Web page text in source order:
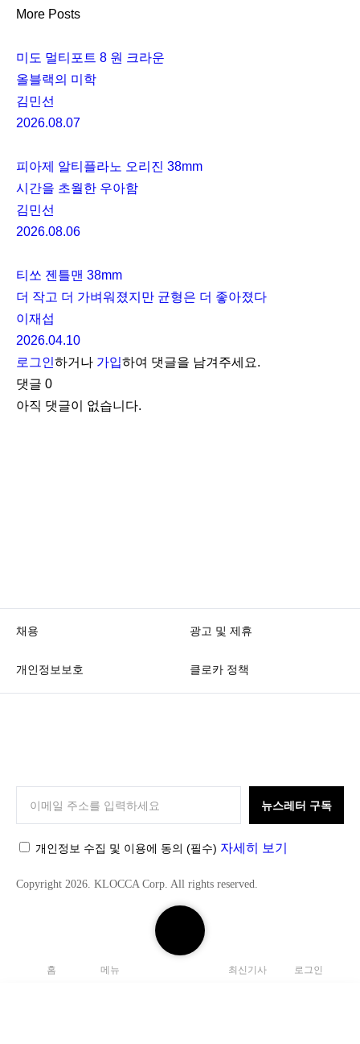
검
색
홈 메뉴 최신기사 로그인
More Posts
미도 멀티포트 8 원 크라운
올블랙의 미학
김민선
2026.08.07
피아제 알티플라노 오리진 38mm
시간을 초월한 우아함
김민선
2026.08.06
티쏘 젠틀맨 38mm
더 작고 더 가벼워졌지만 균형은 더 좋아졌다
이재섭
2026.04.10
로그인하거나 가입하여 댓글을 남겨주세요.
댓글 0
아직 댓글이 없습니다.
채용 광고 및 제휴
개인정보보호 클로카 정책
C
C
뉴스레터 구독
개인정보 수집 및 이용에 동의 (필수) 자세히 보기
Copyright 2026. KLOCCA Corp. All rights reserved.